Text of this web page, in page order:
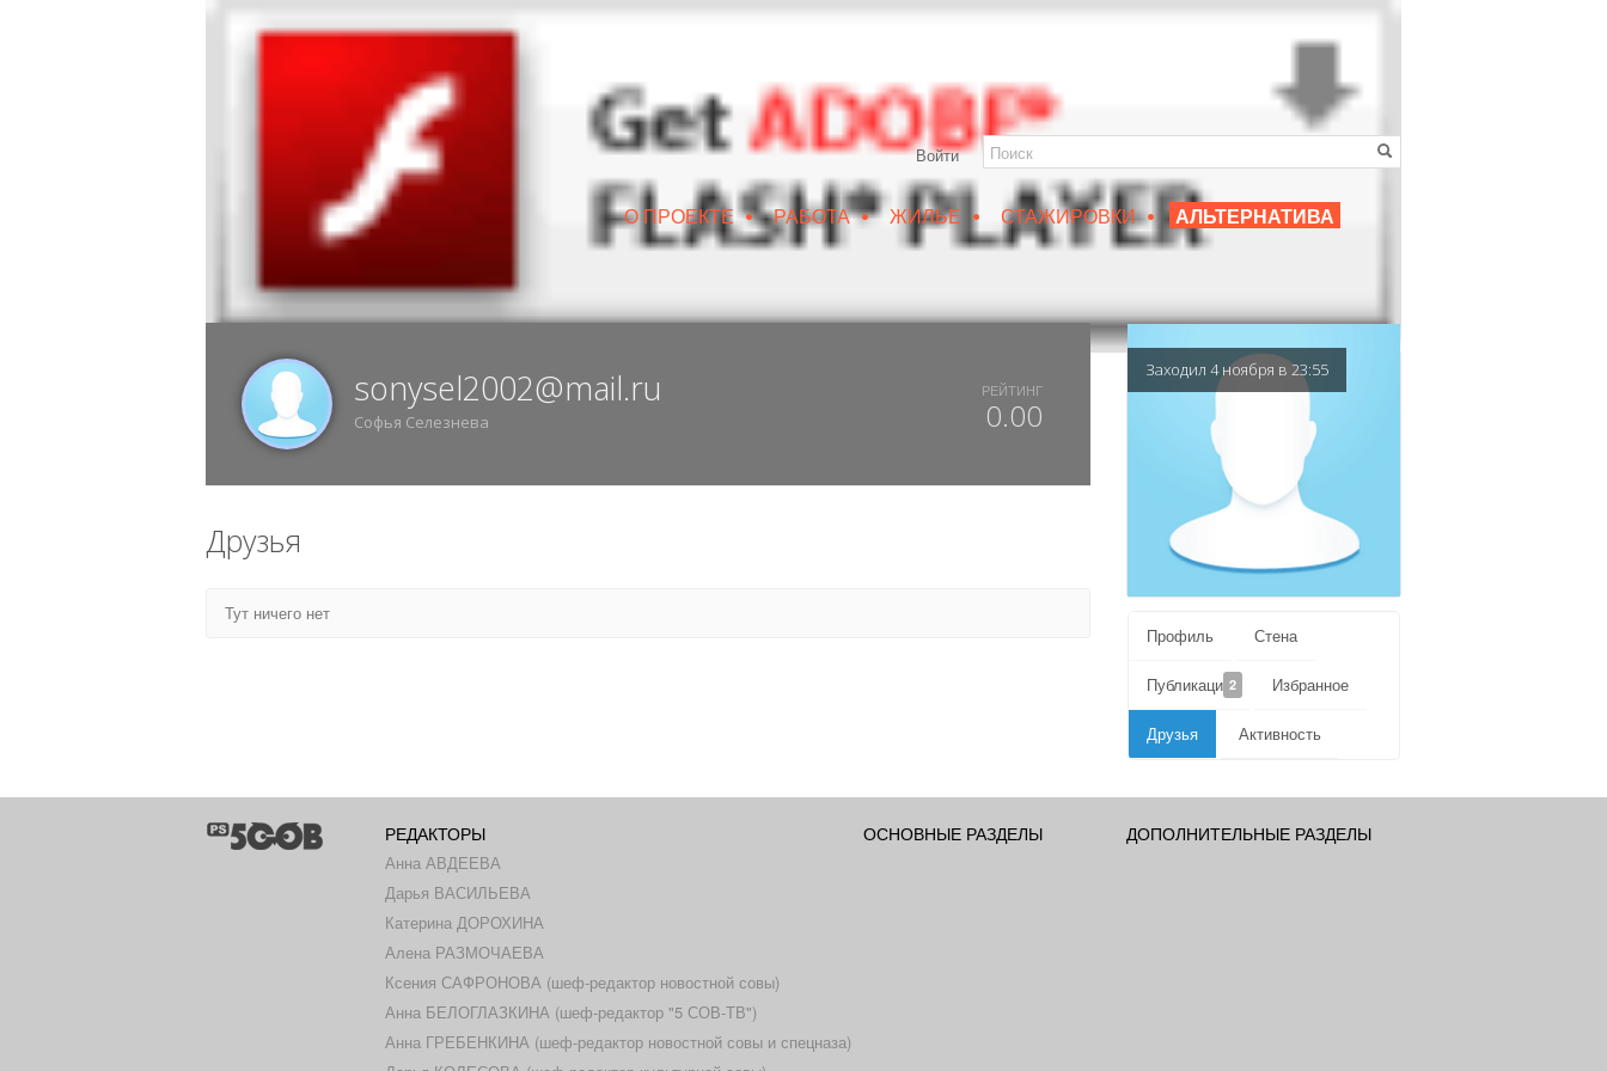
7 АВГУСТА, ПЯТНИЦА, 20:13, ВОРОНЕЖ Войти
О ПРОЕКТЕ • РАБОТА • ЖИЛЬЕ • СТАЖИРОВКИ • АЛЬТЕРНАТИВА
ИЗРУИН/IZRUIN | ВЕСНА 2019 | DUX 20-19 ДОСТУПНЫЙ ВОРОНЕЖ | ЛЮБИМЫЙ ПРЕПОДАВАТЕЛЬ
sonysel2002@mail.ru
Софья Селезнева
РЕЙТИНГ
0.00
Друзья
Тут ничего нет
Заходил 4 ноября в 23:55
Профиль Стена
Публикации2 Избранное
Друзья Активность
РЕДАКТОРЫ
Анна АВДЕЕВА
Дарья ВАСИЛЬЕВА
Катерина ДОРОХИНА
Алена РАЗМОЧАЕВА
Ксения САФРОНОВА (шеф-редактор новостной совы)
Анна БЕЛОГЛАЗКИНА (шеф-редактор "5 СОВ-ТВ")
Анна ГРЕБЕНКИНА (шеф-редактор новостной совы и спецназа)
ОСНОВНЫЕ РАЗДЕЛЫ ДОПОЛНИТЕЛЬНЫЕ РАЗДЕЛЫ